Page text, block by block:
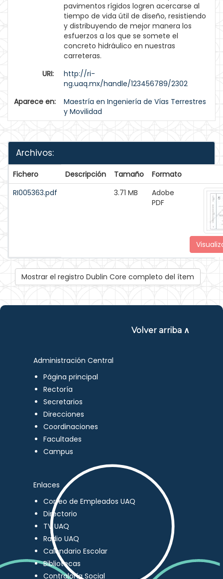
pavimentos rígidos logren acercarse al
tiempo de vida útil de diseño, resistiendo
y distribuyendo de mejor manera los
esfuerzos a los que se somete el
concreto hidráulico en nuestras
carreteras.
URI:
http://ri-
ng.uaq.mx/handle/123456789/2302
Aparece en:
Maestría en Ingeniería de Vías Terrestres
y Movilidad
Archivos:
Fichero Descripción Tamaño
Formato
RI005363.pdf
3.71 MB
Adobe
PDF
Mostrar el registro Dublin Core completo del ítem
Volver arriba ∧
Administración Central
Página principal
Rectoría
Secretarios
Direcciones
Coordinaciones
Facultades
Campus
Enlaces
Correo de Empleados UAQ
Directorio
TV UAQ
Radio UAQ
Calendario Escolar
Bibliotecas
Contraloría Social